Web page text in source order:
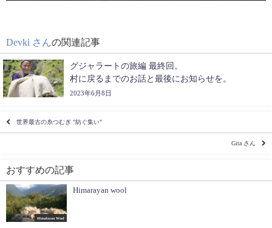
Devki さんの関連記事
グジャラートの旅編 最終回。
村に戻るまでのお話と最後にお知らせを。
2023年6月8日
世界最古の糸つむぎ "紡ぐ集い"
Gita さん
おすすめの記事
Himalayan Wool
Himarayan wool